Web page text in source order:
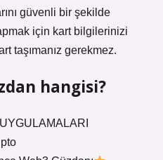
güvenli bir şekilde
için kart bilgilerinizi
taşımanız gerekmez.
hangisi?